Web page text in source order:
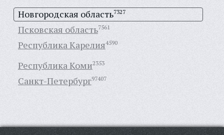
Новгородская область7327
Псковская область7561
Республика Карелия4590
Республика Коми2353
Санкт-Петербург97407